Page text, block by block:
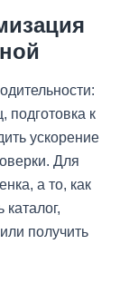
подготовка к
ускорение
Для
а то, как
получить